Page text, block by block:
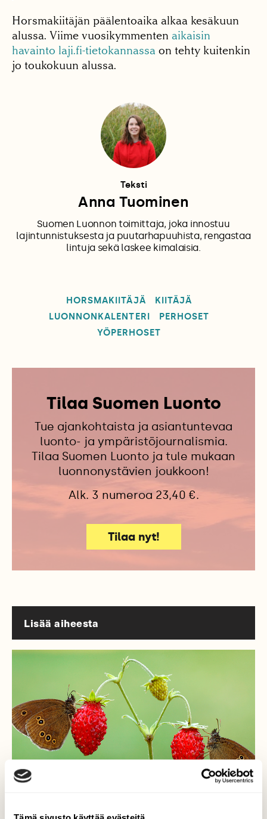
Horsmakiitäjän päälentoaika alkaa kesäkuun
alussa. Viime vuosi­kymmenten aikaisin
havainto laji.fi-tietokannassa on tehty kuitenkin
jo toukokuun alussa.
Teksti
Anna Tuominen
Suomen Luonnon toimittaja, joka innostuu
lajintunnistuksesta ja puutarhapuuhista, rengastaa
lintuja sekä laskee kimalaisia.
HORSMAKIITÄJÄ
KIITÄJÄ
LUONNONKALENTERI
PERHOSET
YÖPERHOSET
Tilaa Suomen Luonto
Tue ajankohtaista ja asiantuntevaa
luonto- ja ympäristöjournalismia.
Tilaa Suomen Luonto ja tule mukaan
luonnonystävien joukkoon!
Alk. 3 numeroa 23,40 €.
Tilaa nyt!
Lisää aiheesta